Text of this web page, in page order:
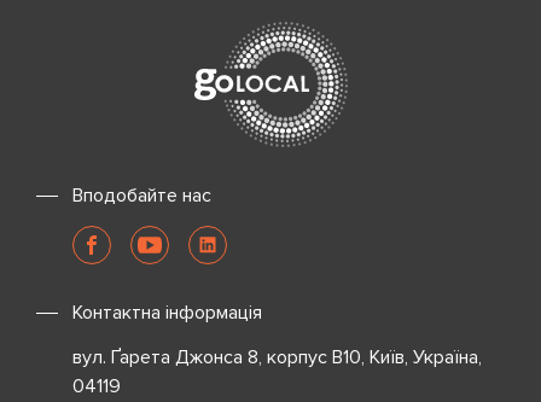
Вподобайте нас
Контактна інформація
вул. Ґарета Джонса 8, корпус B10, Київ, Україна,
04119